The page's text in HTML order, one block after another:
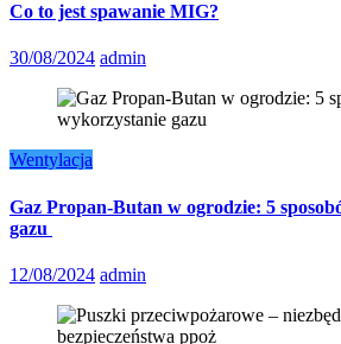
Co to jest spawanie MIG?
30/08/2024 admin
Wentylacja
Gaz Propan-Butan w ogrodzie: 5
gazu
12/08/2024 admin